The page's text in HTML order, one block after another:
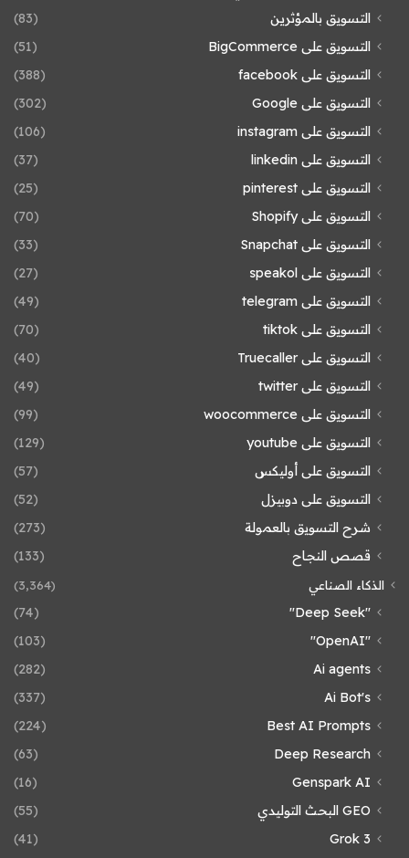
التسويق بالمؤثرين
(83)
التسويق على BigCommerce
(51)
التسويق على facebook
(388)
التسويق على Google
(302)
التسويق على instagram
(106)
التسويق على linkedin
(37)
التسويق على pinterest
(25)
التسويق على Shopify
(70)
التسويق على Snapchat
(33)
التسويق على speakol
(27)
التسويق على telegram
(49)
التسويق على tiktok
(70)
التسويق على Truecaller
(40)
التسويق على twitter
(49)
التسويق على woocommerce
(99)
التسويق على youtube
(129)
التسويق على أوليكس
(57)
التسويق على دوبيزل
(52)
شرح التسويق بالعمولة
(273)
قصص النجاح
(133)
الذكاء الصناعي (3٬364)
"Deep Seek"
(74)
"OpenAI"
(103)
Ai agents
(282)
Ai Bot's
(337)
Best AI Prompts
(224)
Deep Research
(63)
Genspark AI
(16)
GEO البحث التوليدي
(55)
Grok 3
(41)